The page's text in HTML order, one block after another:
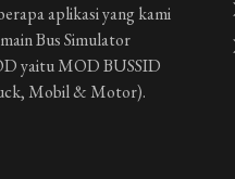
Guest_R8WLQ 4 tahun yang lalu
RAPA
Guest_KOBXN 4 tahun yang lalu
aplikasi yang kami
Bus Simulator
yaitu MOD BUSSID
Mobil & Motor).